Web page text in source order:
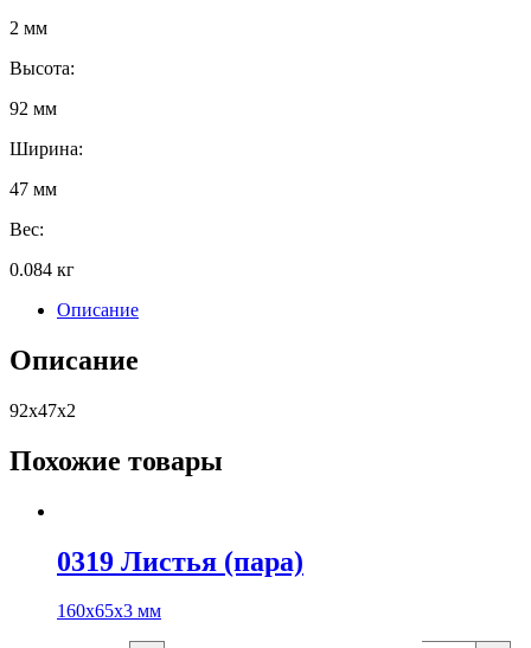
2 мм
Высота:
92 мм
Ширина:
47 мм
Вес:
0.084 кг
Описание
Описание
92х47х2
Похожие товары
0319 Листья (пара)
160х65х3 мм